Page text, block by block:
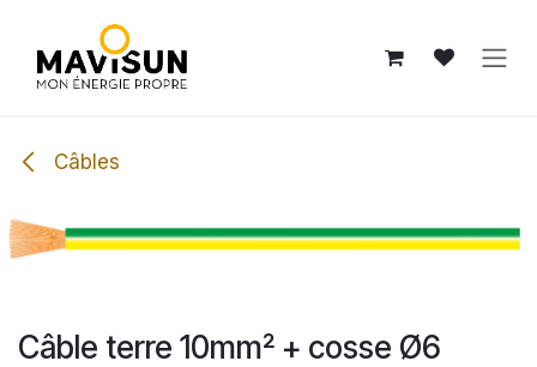
Câbles
Câble terre 10mm² + cosse Ø6